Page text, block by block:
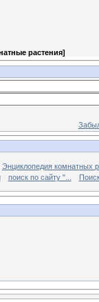
растения]
Энциклопедия комнатных
поиск по сайту "...